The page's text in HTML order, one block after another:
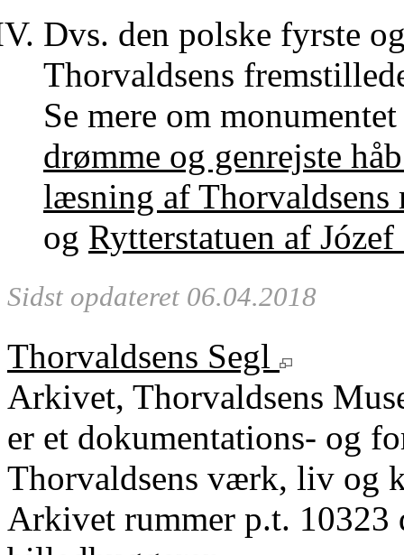
Dvs. den polske fyrste
Thorvaldsens
Se mere om
drømme og genrejste
læsning af Thorvaldsens
og Rytterstatuen af
Sidst opdateret 06.04.2018
Thorvaldsens Segl
Arkivet, Thorvaldsens
er et dokumentations- og
Thorvaldsens værk, liv og
Arkivet rummer p.t.